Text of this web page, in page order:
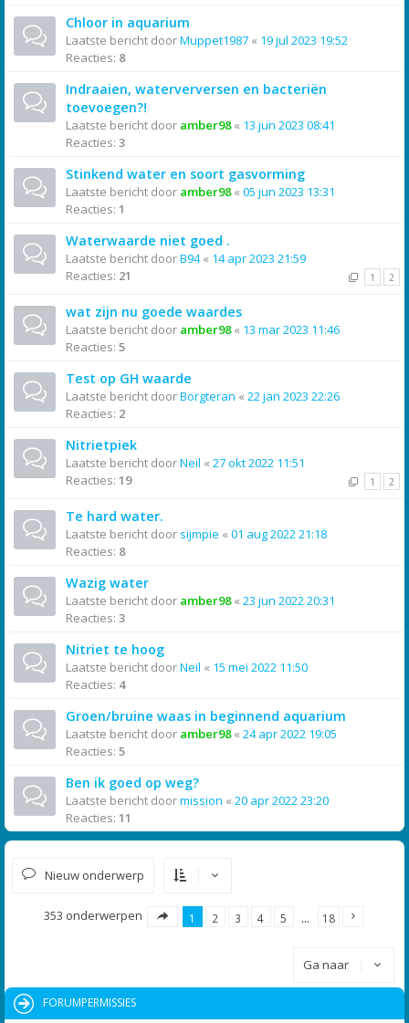
Chloor in aquarium
Laatste bericht doorMuppet1987 « 19 jul 2023 19:52
Reacties: 8
Indraaien, waterverversen en bacteriën
toevoegen?!
Laatste bericht door amber98« 13 jun 2023 08:41
Reacties: 3
Stinkend water en soort gasvorming
Laatste bericht door amber98« 05 jun 2023 13:31
Reacties: 1
Waterwaarde niet goed .
Laatste bericht doorB94« 14 apr 2023 21:59
Reacties: 21 1 2
wat zijn nu goede waardes
Laatste bericht door amber98« 13 mar 2023 11:46
Reacties: 5
Test op GH waarde
Laatste bericht doorBorgteran « 22 jan 2023 22:26
Reacties: 2
Nitrietpiek
Laatste bericht doorNeil « 27 okt 2022 11:51
Reacties: 19 1 2
Te hard water.
Laatste bericht door sijmpie « 01 aug 2022 21:18
Reacties: 8
Wazig water
Laatste bericht door amber98« 23 jun 2022 20:31
Reacties: 3
Nitriet te hoog
Laatste bericht doorNeil « 15 mei 2022 11:50
Reacties: 4
Groen/bruine waas in beginnend aquarium
Laatste bericht door amber98« 24 apr 2022 19:05
Reacties: 5
Ben ik goed op weg?
Laatste bericht doormission « 20 apr 2022 23:20
Reacties: 11
Nieuw onderwerp
353 onderwerpen 1 2 3 4 5 … 18
Ga naar
FORUMPERMISSIES